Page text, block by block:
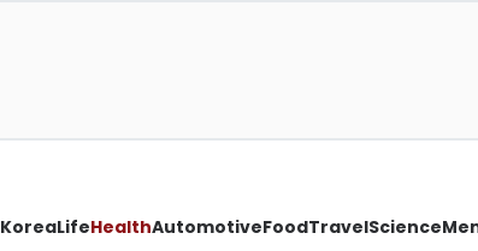
KoreaLifeHealthAutomotiveFoodTravelScience